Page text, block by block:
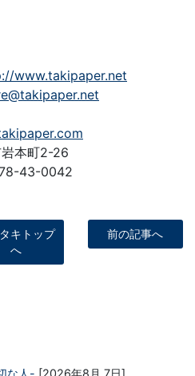
www.takipaper.net
本町2-26
43-0042
キトップ
へ
前の記事へ
な人- [2026年8月 7日]